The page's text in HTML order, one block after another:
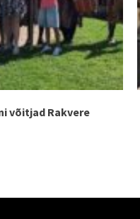
võitjad Rakvere